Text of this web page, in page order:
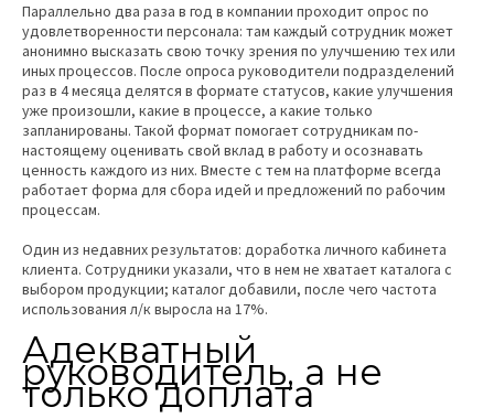
Параллельно два раза в год в компании проходит опрос по
удовлетворенности персонала: там каждый сотрудник может
анонимно высказать свою точку зрения по улучшению тех или
иных процессов. После опроса руководители подразделений
раз в 4 месяца делятся в формате статусов, какие улучшения
уже произошли, какие в процессе, а какие только
запланированы. Такой формат помогает сотрудникам по-
настоящему оценивать свой вклад в работу и осознавать
ценность каждого из них. Вместе с тем на платформе всегда
работает форма для сбора идей и предложений по рабочим
процессам.
Один из недавних результатов: доработка личного кабинета
клиента. Сотрудники указали, что в нем не хватает каталога с
выбором продукции; каталог добавили, после чего частота
использования л/к выросла на 17%.
Адекватный
руководитель, а не
только доплата